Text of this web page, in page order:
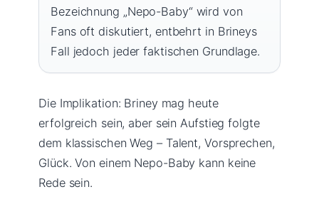
Bezeichnung „Nepo-Baby“ wird von
Fans oft diskutiert, entbehrt in Brineys
Fall jedoch jeder faktischen Grundlage.
Die Implikation: Briney mag heute
erfolgreich sein, aber sein Aufstieg folgte
dem klassischen Weg – Talent, Vorsprechen,
Glück. Von einem Nepo-Baby kann keine
Rede sein.